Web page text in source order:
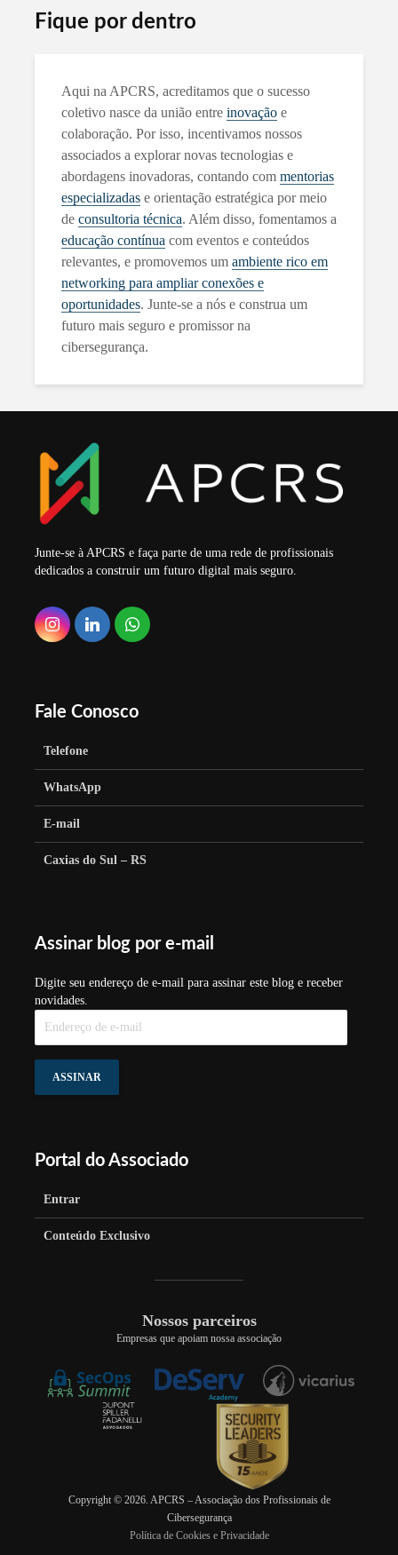
Fique por dentro
Aqui na APCRS, acreditamos que o sucesso
coletivo nasce da união entre inovação e
colaboração. Por isso, incentivamos nossos
associados a explorar novas tecnologias e
abordagens inovadoras, contando com mentorias
especializadas e orientação estratégica por meio
de consultoria técnica. Além disso, fomentamos a
educação contínua com eventos e conteúdos
relevantes, e promovemos um ambiente rico em
networking para ampliar conexões e
oportunidades. Junte-se a nós e construa um
futuro mais seguro e promissor na
cibersegurança.
Junte-se à APCRS e faça parte de uma rede de profissionais
dedicados a construir um futuro digital mais seguro.
Fale Conosco
Telefone
WhatsApp
E-mail
Caxias do Sul – RS
Assinar blog por e-mail
Digite seu endereço de e-mail para assinar este blog e receber
novidades.
mailASSINAR
Portal do Associado
Entrar
Conteúdo Exclusivo
Nossos parceiros
Empresas que apoiam nossa associação
Copyright © 2026. APCRS – Associação dos Profissionais de
Cibersegurança
Política de Cookies e Privacidade